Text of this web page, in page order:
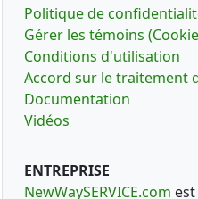
Politique de
Gérer les témoins
Conditions d'utilisation
Accord sur le traitement
Documentation
Vidéos
ENTREPRISE
NewWaySERVICE.com